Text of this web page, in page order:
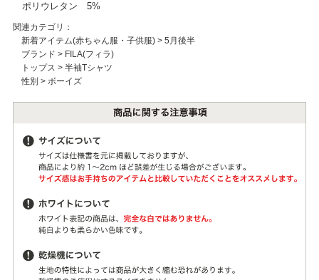
ポリウレタン 5%
関連カテゴリ：
新着アイテム(赤ちゃん服・子供服)> 5月後半
ブランド > FILA(フィラ)
トップス > 半袖Tシャツ
性別 > ボーイズ